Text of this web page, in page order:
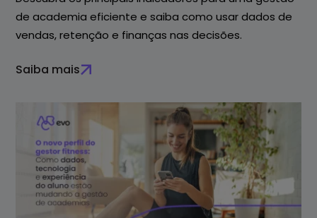
de academia eficiente e saiba como usar dados de
vendas, retenção e finanças nas decisões.
Saiba mais